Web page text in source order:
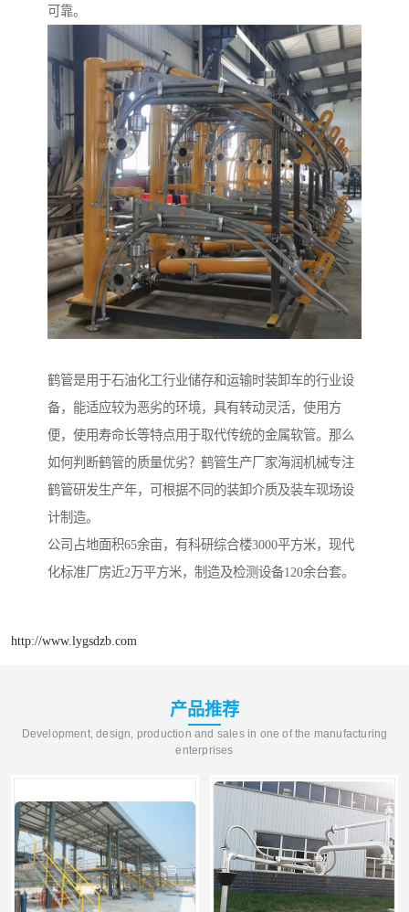
可靠。
鹤管是用于石油化工行业储存和运输时装卸车的行业设
备，能适应较为恶劣的环境，具有转动灵活，使用方
便，使用寿命长等特点用于取代传统的金属软管。那么
如何判断鹤管的质量优劣？鹤管生产厂家海润机械专注
鹤管研发生产年，可根据不同的装卸介质及装车现场设
计制造。
公司占地面积65余亩，有科研综合楼3000平方米，现代
化标准厂房近2万平方米，制造及检测设备120余台套。
http://www.lygsdzb.com
产品推荐
Development, design, production and sales in one of the manufacturing
enterprises